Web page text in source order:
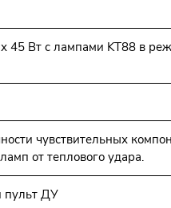
45 Вт с лампами KT88 в
чувствительных
от теплового удара.
пульт ДУ